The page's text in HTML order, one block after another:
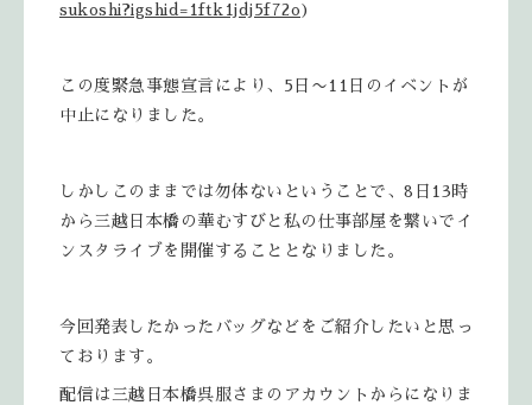
sukoshi?igshid=1ftk1jdj5f72o)
この度緊急事態宣言により、5日〜11日のイベントが
中止になりました。
しかしこのままでは勿体ないということで、8日13時
から三越日本橋の華むすびと私の仕事部屋を繋いでイ
ンスタライブを開催することとなりました。
今回発表したかったバッグなどをご紹介したいと思っ
ております。
配信は三越日本橋呉服さまのアカウントからになりま